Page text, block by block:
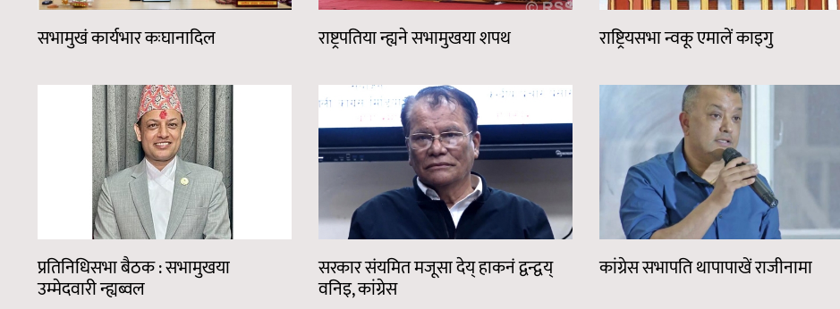
सभामुखं कार्यभार कःघानादिल राष्ट्रपतिया न्ह्यने सभामुखया शपथ राष्ट्रियसभा न्वकू एमालें काइगु
प्रतिनिधिसभा बैठक : सभामुखया
उम्मेदवारी न्ह्यब्वल
सरकार संयमित मजूसा देय् हाकनं द्वन्द्वय्
वनिइ, कांग्रेस
कांग्रेस सभापति थापापाखें राजीनामा